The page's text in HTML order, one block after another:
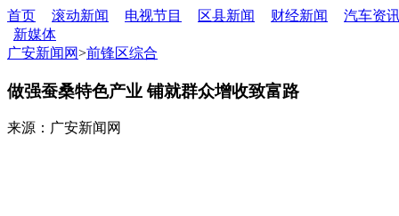
首页 滚动新闻 电视节目 区县新闻 财经新闻
汽车资
新媒体
广安新闻网>前锋区综合
做强蚕桑特色产业 铺就群众增收致富路
来源：广安新闻网